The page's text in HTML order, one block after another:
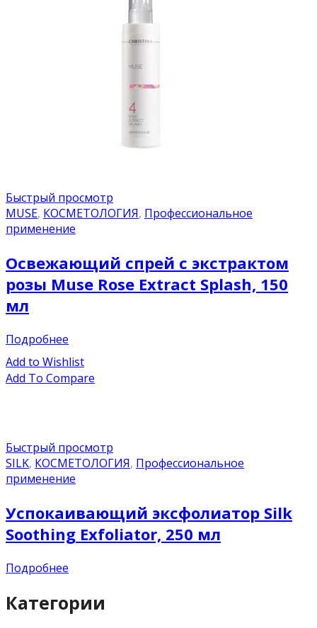
Быстрый просмотр
MUSE, КОСМЕТОЛОГИЯ, Профессиональное
применение
Освежающий cпрей с экстрактом
розы Muse Rose Extract Splash, 150
мл
Подробнее
Add to Wishlist
Add To Compare
Быстрый просмотр
SILK, КОСМЕТОЛОГИЯ, Профессиональное
применение
Успокаивающий эксфолиатор Silk
Soothing Exfoliator, 250 мл
Подробнее
Категории